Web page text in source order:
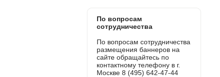
По вопросам
сотрудничества
По вопросам сотрудничества
размещения баннеров на
сайте обращайтесь по
контактному телефону в г.
Москве 8 (495) 642-47-44